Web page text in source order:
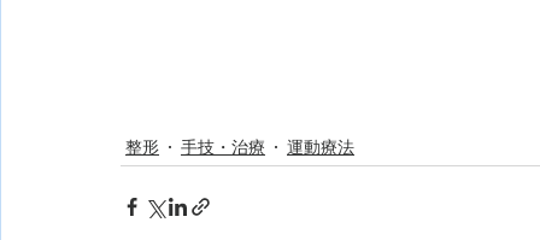
整形 手技・治療 運動療法